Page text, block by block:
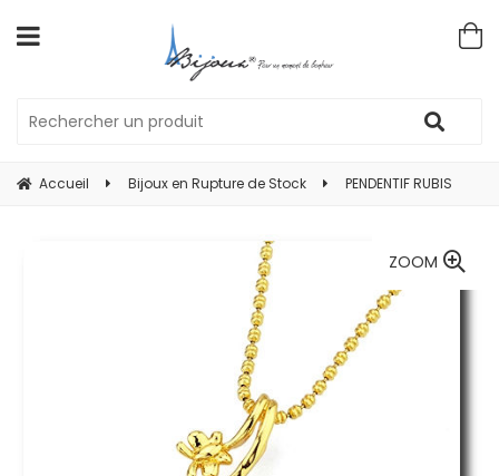
Accueil Bijoux en Rupture de Stock PENDENTIF RUBIS
ZOOM